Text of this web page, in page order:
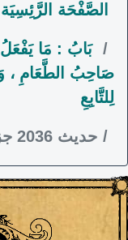
الصَّفْحَة الرَّئِسِيَة
بَابُ : مَا
صَاحِبُ الطَّعَامِ ،
لِلتَّابِعِ
حديث 2036 جزء 1